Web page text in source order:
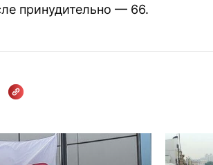
принудительно — 66.